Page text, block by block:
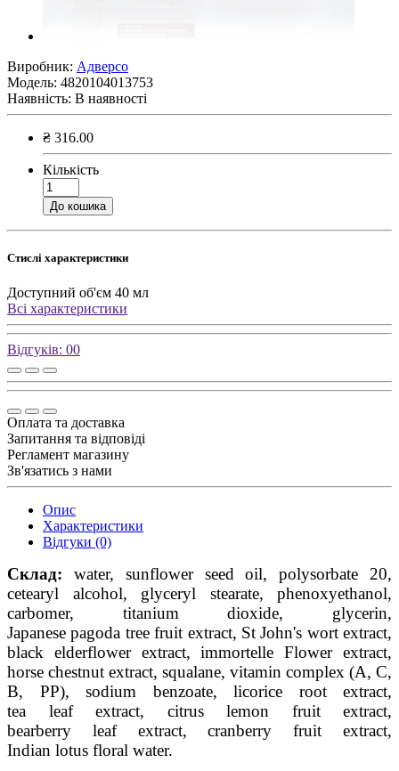
Виробник: Адверсо
Модель: 4820104013753
Наявність: В наявності
₴ 316.00
Кількість
До кошика
Стислі характеристики
Доступний об'єм 40 мл
Всі характеристики
Відгуків: 00
Оплата та доставка
Запитання та відповіді
Регламент магазину
Зв'язатись з нами
Опис
Характеристики
Відгуки (0)
Склад: water, sunflower seed oil,polysorbate 20,
cetearyl
alcohol, glyceryl stearate, phenoxyethanol,
carbomer, titanium
dioxide, glycerin,
Japanese pagoda tree fruit extract, St John's wort extract,
black elderflower extract, immortelle Flower extract,
horse chestnut extract, squalane, vitamin complex (A, C,
B, PP), sodium
benzoate, licorice root
extract,
tea
leaf extract, citrus lemon fruit
extract,
bearberry
leaf extract, cranberry fruit
extract,
Indian lotus floral water.